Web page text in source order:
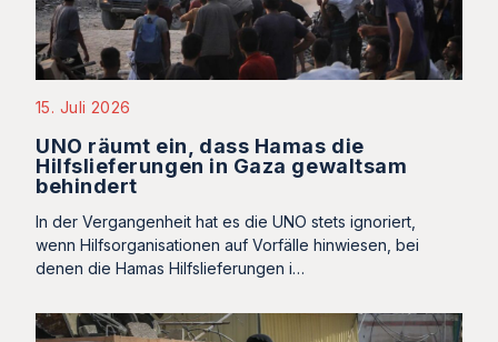
15. Juli 2026
UNO räumt ein, dass Hamas die
Hilfslieferungen in Gaza gewaltsam
behindert
In der Vergangenheit hat es die UNO stets ignoriert,
wenn Hilfsorganisationen auf Vorfälle hinwiesen, bei
denen die Hamas Hilfslieferungen i…